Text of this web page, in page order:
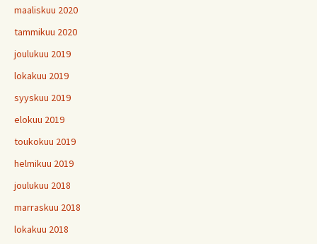
maaliskuu 2020
tammikuu 2020
joulukuu 2019
lokakuu 2019
syyskuu 2019
elokuu 2019
toukokuu 2019
helmikuu 2019
joulukuu 2018
marraskuu 2018
lokakuu 2018